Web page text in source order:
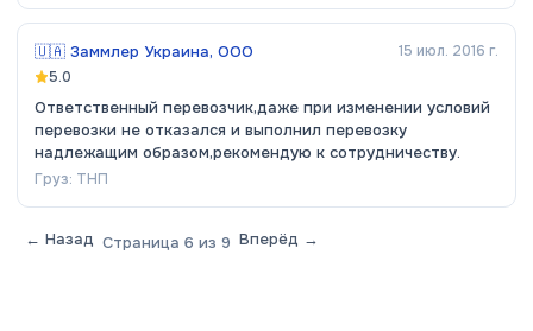
🇺🇦 Заммлер Украина, ООО
15 июл. 2016 г.
5.0
Ответственный перевозчик,даже при изменении условий
перевозки не отказался и выполнил перевозку
надлежащим образом,рекомендую к сотрудничеству.
Груз: ТНП
← Назад Страница 6 из 9 Вперёд →